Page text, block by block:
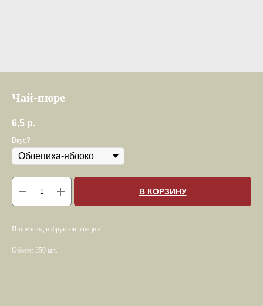
Чай-пюре
6,5 р.
Вкус?
В КОРЗИНУ
Пюре ягод и фруктов, специи.
Объем: 350 мл.